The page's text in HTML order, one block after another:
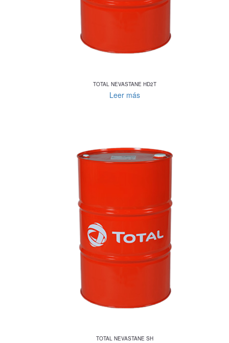
TOTAL NEVASTANE HD2T
Leer más
TOTAL NEVASTANE SH